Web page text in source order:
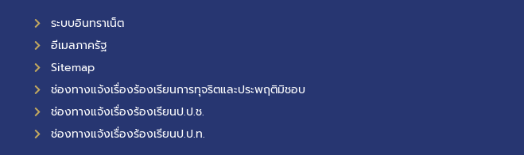
ระบบอินทราเน็ต
อีเมลภาครัฐ
Sitemap
ช่องทางแจ้งเรื่องร้องเรียนการทุจริตและประพฤติมิชอบ
ช่องทางแจ้งเรื่องร้องเรียนป.ป.ช.
ช่องทางแจ้งเรื่องร้องเรียนป.ป.ท.